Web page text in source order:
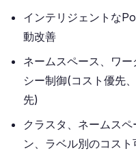
インテリジェントな
動改善
ネームスペース、ワ
シー制御(コスト優先
先)
クラスタ、ネームス
ン、ラベル別のコスト